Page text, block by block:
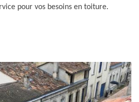
pour vos besoins en toiture.